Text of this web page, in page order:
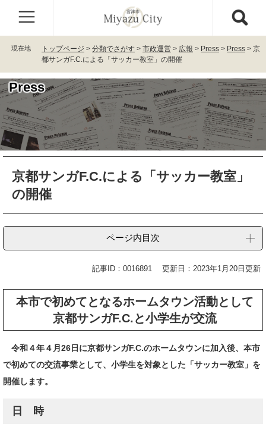
で
す
。
ば
し
て
本
文
へ
現在地 トップページ > 分類でさがす > 市政運営 > 広報 > Press > Press > 京
都サンガF.C.による「サッカー教室」の開催
Press
京都サンガF.C.による「サッカー教室」
の開催
ページ内目次
記事ID：0016891 更新日：2023年1月20日更新
本市で初めてとなるホームタウン活動として
京都サンガF.C.と小学生が交流
令和４年４月26日に京都サンガF.C.のホームタウンに加入後、本市
で初めての交流事業として、小学生を対象とした「サッカー教室」を
開催します。
日 時